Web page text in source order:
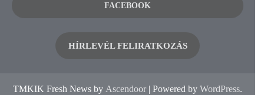
FACEBOOK
HÍRLEVÉL FELIRATKOZÁS
TMKIK Fresh News by Ascendoor | Powered by WordPress.